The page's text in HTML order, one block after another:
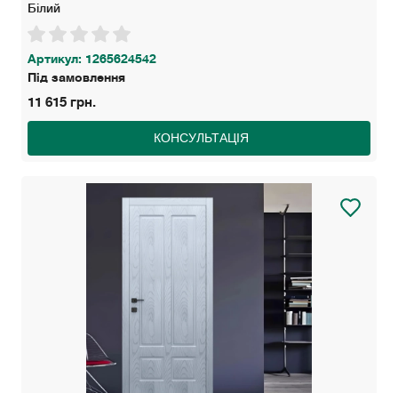
Білий
Артикул: 1265624542
Під замовлення
11 615 грн.
КОНСУЛЬТАЦІЯ